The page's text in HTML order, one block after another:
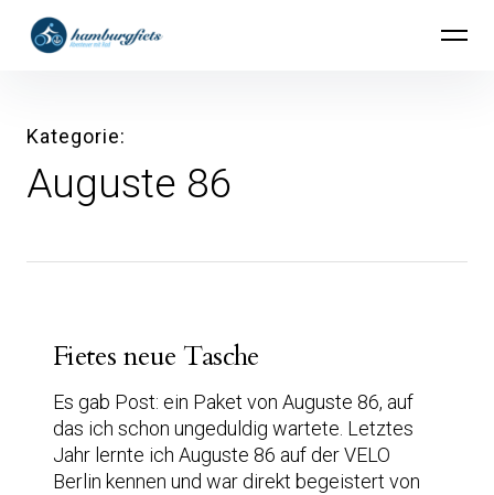
überspringen
hamburgfiets – Abenteuer mit Rad
Kategorie
Auguste 86
Fietes neue Tasche
Es gab Post: ein Paket von Auguste 86, auf
das ich schon ungeduldig wartete. Letztes
Jahr lernte ich Auguste 86 auf der VELO
Berlin kennen und war direkt begeistert von